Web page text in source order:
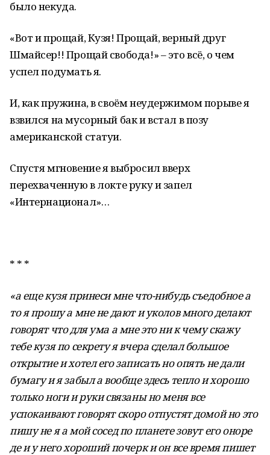
было некуда.
«Вот и прощай, Кузя! Прощай, верный друг
Шмайсер!! Прощай свобода!» – это всё, о чем
успел подумать я.
И, как пружина, в своём неудержимом порыве я
взвился на мусорный бак и встал в позу
американской статуи.
Спустя мгновение я выбросил вверх
перехваченную в локте руку и запел
«Интернационал»…
* * *
«а еще кузя принеси мне что-нибудь съедобное а
то я прошу а мне не дают и уколов много делают
говорят что для ума а мне это ни к чему скажу
тебе кузя по секрету я вчера сделал большое
открытие и хотел его записать но опять не дали
бумагу и я забыл а вообще здесь тепло и хорошо
только ноги и руки связаны но меня все
успокаивают говорят скоро отпустят домой но это
пишу не я а мой сосед по планете зовут его оноре
де и у него хороший почерк и он все время пишет